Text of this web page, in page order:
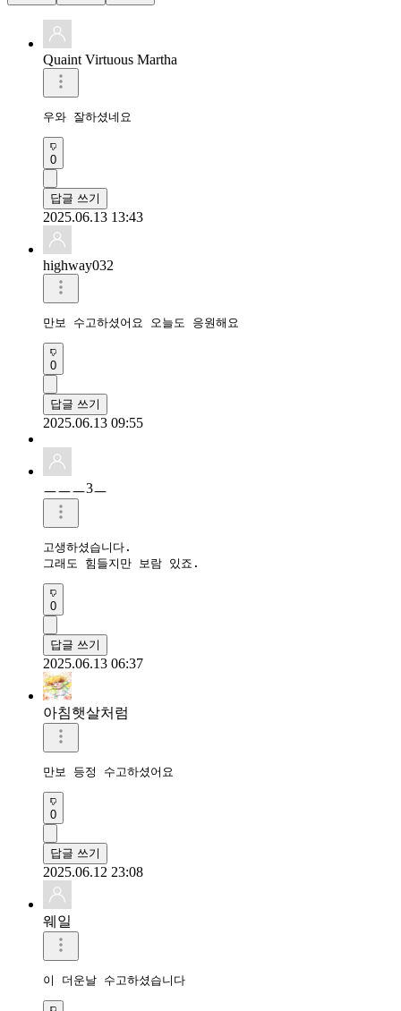
Quaint Virtuous Martha
우와 잘하셨네요
0
답글 쓰기
2025.06.13 13:43
highway032
만보 수고하셨어요 오늘도 응원해요
0
답글 쓰기
2025.06.13 09:55
ㅡㅡㅡ3ㅡ
고생하셨습니다.
그래도 힘들지만 보람 있죠.
0
답글 쓰기
2025.06.13 06:37
아침햇살처럼
만보 등정 수고하셨어요
0
답글 쓰기
2025.06.12 23:08
웨일
이 더운날 수고하셨습니다